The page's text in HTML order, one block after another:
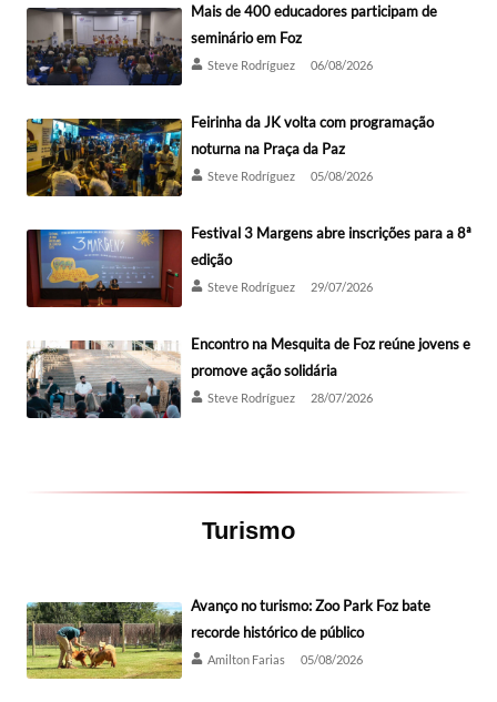
Mais de 400 educadores participam de
seminário em Foz
Steve Rodríguez 06/08/2026
Feirinha da JK volta com programação
noturna na Praça da Paz
Steve Rodríguez 05/08/2026
Festival 3 Margens abre inscrições para a 8ª
edição
Steve Rodríguez 29/07/2026
Encontro na Mesquita de Foz reúne jovens e
promove ação solidária
Steve Rodríguez 28/07/2026
Turismo
Avanço no turismo: Zoo Park Foz bate
recorde histórico de público
Amilton Farias 05/08/2026